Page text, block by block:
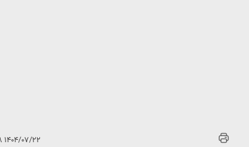
۱۴۰۴/۰۷/۲۲ ۱۵:۲۹:۴۸